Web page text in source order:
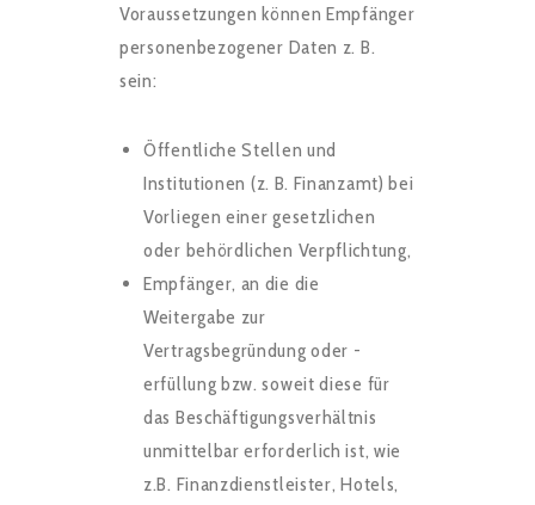
Voraussetzungen können Empfänger
personenbezogener Daten z. B.
sein:
Öffentliche Stellen und
Institutionen (z. B. Finanzamt) bei
Vorliegen einer gesetzlichen
oder behördlichen Verpflichtung,
Empfänger, an die die
Weitergabe zur
Vertragsbegründung oder -
erfüllung bzw. soweit diese für
das Beschäftigungsverhältnis
unmittelbar erforderlich ist, wie
z.B. Finanzdienstleister, Hotels,